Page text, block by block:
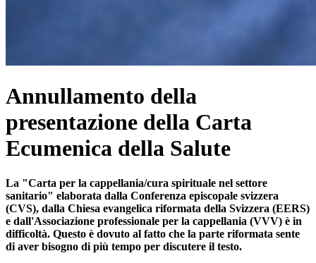
Annullamento della
presentazione della Carta
Ecumenica della Salute
La "Carta per la cappellania/cura spirituale nel settore
sanitario" elaborata dalla Conferenza episcopale svizzera
(CVS), dalla Chiesa evangelica riformata della Svizzera (EERS)
e dall'Associazione professionale per la cappellania (VVV) è in
difficoltà. Questo è dovuto al fatto che la parte riformata sente
di aver bisogno di più tempo per discutere il testo.